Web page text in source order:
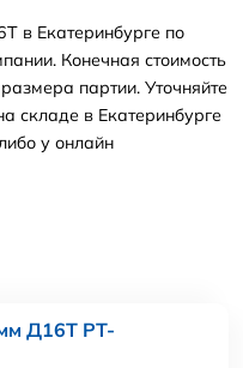
в Екатеринбурге по
Конечная стоимость
партии. Уточняйте
складе в Екатеринбурге
у онлайн
Д16Т РТ-